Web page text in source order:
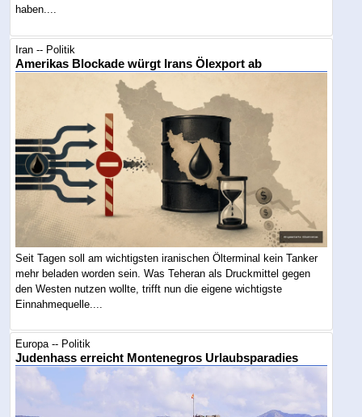
haben....
Iran -- Politik
Amerikas Blockade würgt Irans Ölexport ab
Seit Tagen soll am wichtigsten iranischen Ölterminal kein Tanker
mehr beladen worden sein. Was Teheran als Druckmittel gegen
den Westen nutzen wollte, trifft nun die eigene wichtigste
Einnahmequelle....
Europa -- Politik
Judenhass erreicht Montenegros Urlaubsparadies